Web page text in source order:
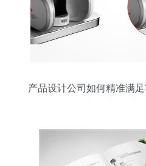
产品设计公司如何精准满